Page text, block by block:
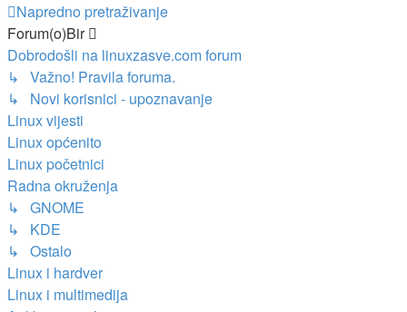
Napredno pretraživanje
Forum(o)Bir
Dobrodošli na linuxzasve.com forum
↳ Važno! Pravila foruma.
↳ Novi korisnici - upoznavanje
Linux vijesti
Linux općenito
Linux početnici
Radna okruženja
↳ GNOME
↳ KDE
↳ Ostalo
Linux i hardver
Linux i multimedija